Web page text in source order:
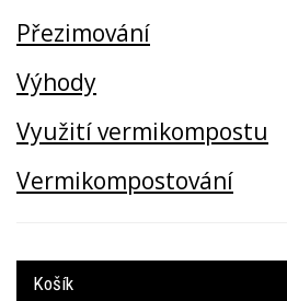
Přezimování
Výhody
Využití vermikompostu
Vermikompostování
Košík